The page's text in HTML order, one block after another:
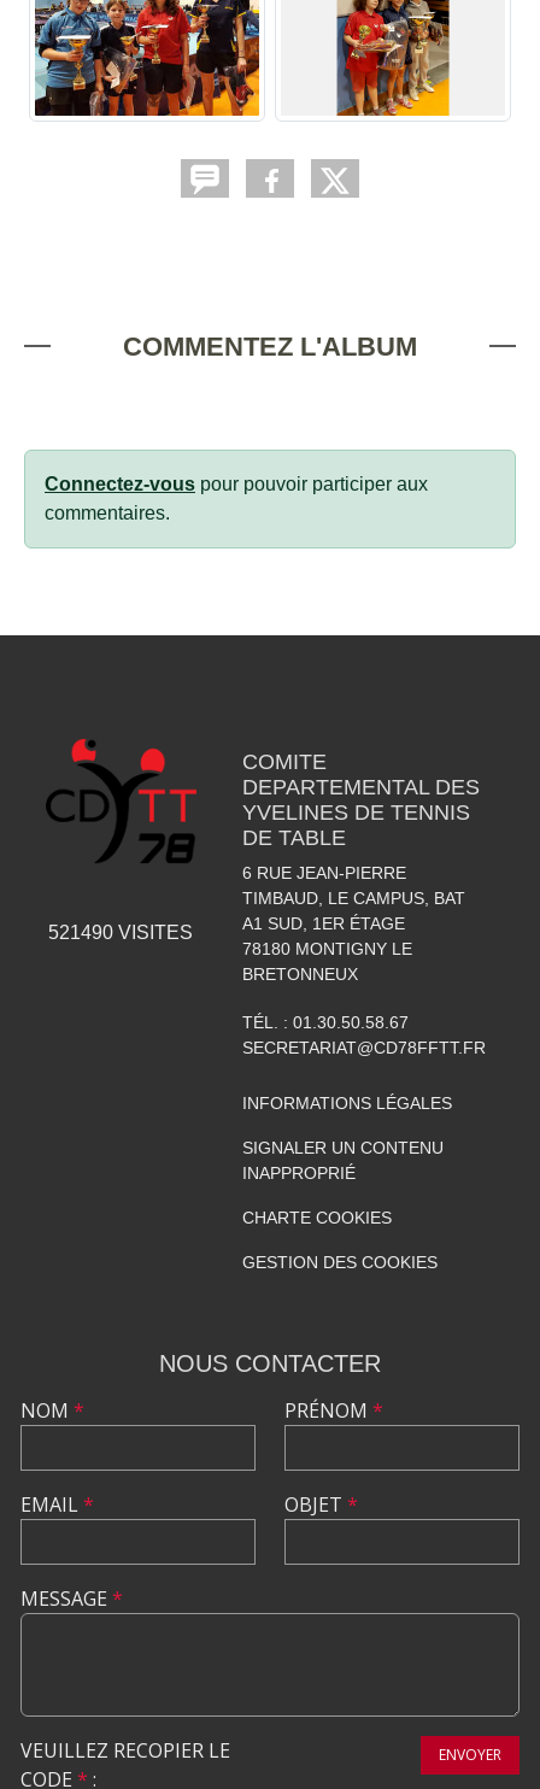
COMMENTEZ L'ALBUM
Connectez-vous pour pouvoir participer aux
commentaires.
521490 VISITES
COMITE
DEPARTEMENTAL DES
YVELINES DE TENNIS
DE TABLE
6 RUE JEAN-PIERRE
TIMBAUD, LE CAMPUS, BAT
A1 SUD, 1ER ÉTAGE
78180 MONTIGNY LE
BRETONNEUX
TÉL. : 01.30.50.58.67
SECRETARIAT@CD78FFTT.FR
INFORMATIONS LÉGALES
SIGNALER UN CONTENU
INAPPROPRIÉ
CHARTE COOKIES
GESTION DES COOKIES
NOUS CONTACTER
NOM *
EMAIL*
PRÉNOM *
OBJET *
MESSAGE *
VEUILLEZ RECOPIER LE
CODE * :
ENVOYER